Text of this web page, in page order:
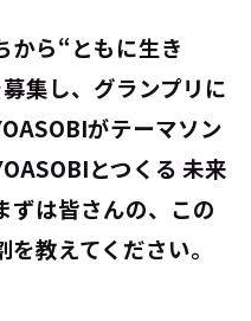
ら“ともに生き
集し、グランプリに
がテーマソン
とつくる 未来
ずは皆さんの、この
教えてください。